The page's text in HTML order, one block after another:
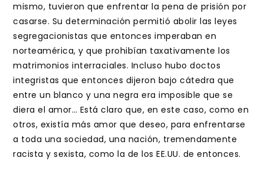
mismo, tuvieron que enfrentar la pena de prisión por
casarse. Su determinación permitió abolir las leyes
segregacionistas que entonces imperaban en
norteamérica, y que prohibían taxativamente los
matrimonios interraciales. Incluso hubo doctos
integristas que entonces dijeron bajo cátedra que
entre un blanco y una negra era imposible que se
diera el amor… Está claro que, en este caso, como en
otros, existía más amor que deseo, para enfrentarse
a toda una sociedad, una nación, tremendamente
racista y sexista, como la de los EE.UU. de entonces.